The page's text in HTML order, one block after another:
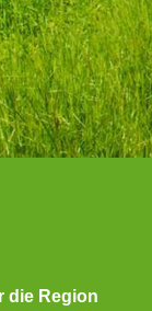
die Region